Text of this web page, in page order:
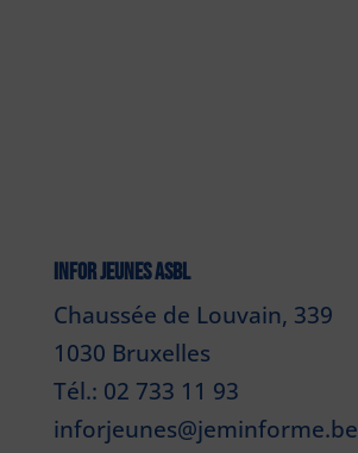
INFOR JEUNES ASBL
Chaussée de Louvain, 339
1030 Bruxelles
Tél.: 02 733 11 93
inforjeunes@jeminforme.be